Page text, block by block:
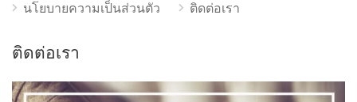
นโยบายความเป็นส่วนตัว
ติดต่อเรา
ติดต่อเรา